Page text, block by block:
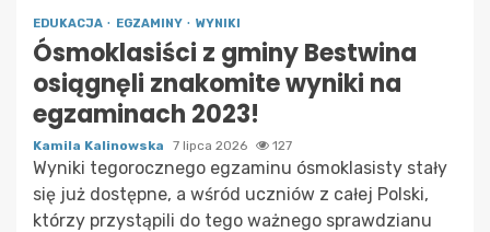
EDUKACJA EGZAMINY WYNIKI
Ósmoklasiści z gminy Bestwina
osiągnęli znakomite wyniki na
egzaminach 2023!
Kamila Kalinowska 7 lipca 2026 127
Wyniki tegorocznego egzaminu ósmoklasisty stały
się już dostępne, a wśród uczniów z całej Polski,
którzy przystąpili do tego ważnego sprawdzianu